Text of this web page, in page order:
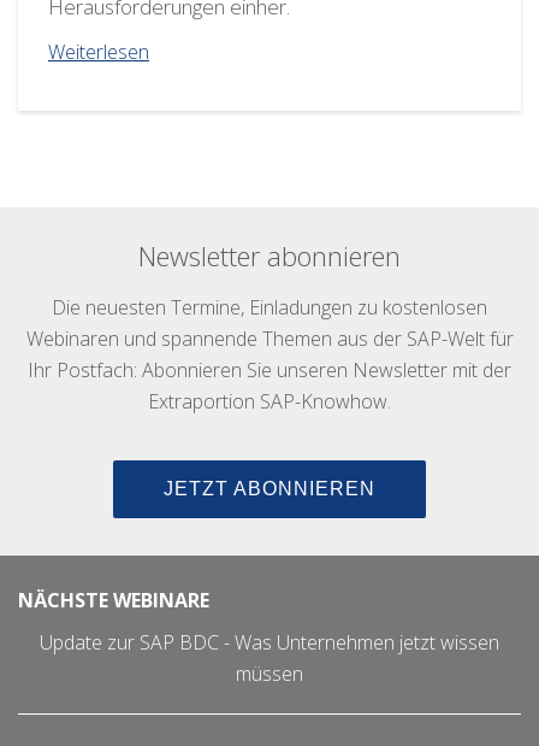
Herausforderungen einher.
Weiterlesen
Newsletter abonnieren
Die neuesten Termine, Einladungen zu kostenlosen
Webinaren und spannende Themen aus der SAP-Welt für
Ihr Postfach: Abonnieren Sie unseren Newsletter mit der
Extraportion SAP-Knowhow.
JETZT ABONNIEREN
NÄCHSTE WEBINARE
Update zur SAP BDC - Was Unternehmen jetzt wissen
müssen